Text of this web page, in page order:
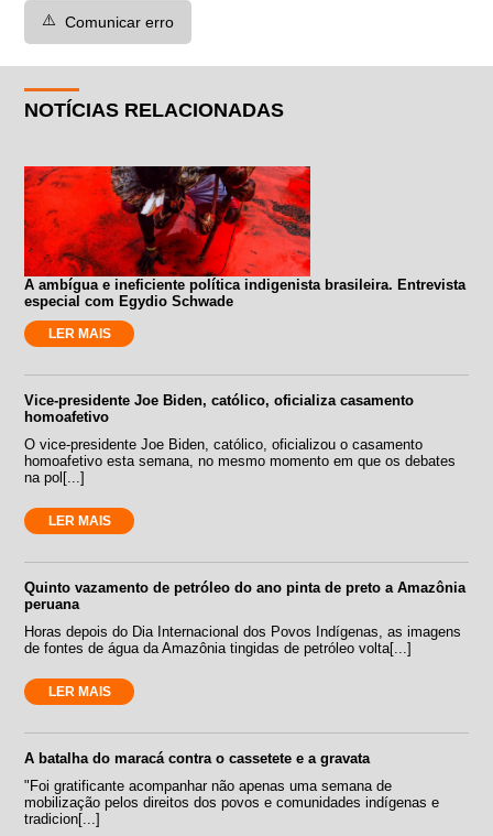
⚠️ Comunicar erro
NOTÍCIAS RELACIONADAS
A ambígua e ineficiente política indigenista brasileira. Entrevista
especial com Egydio Schwade
LER MAIS
Vice-presidente Joe Biden, católico, oficializa casamento
homoafetivo
O vice-presidente Joe Biden, católico, oficializou o casamento
homoafetivo esta semana, no mesmo momento em que os debates
na pol[...]
LER MAIS
Quinto vazamento de petróleo do ano pinta de preto a Amazônia
peruana
Horas depois do Dia Internacional dos Povos Indígenas, as imagens
de fontes de água da Amazônia tingidas de petróleo volta[...]
LER MAIS
A batalha do maracá contra o cassetete e a gravata
"Foi gratificante acompanhar não apenas uma semana de
mobilização pelos direitos dos povos e comunidades indígenas e
tradicion[...]